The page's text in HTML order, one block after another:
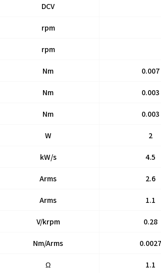
DCV
rpm
rpm
Nm 0.007
Nm 0.003
Nm 0.003
W 2
kW/s 4.5
Arms 2.6
Arms 1.1
V/krpm 0.28
Nm/Arms 0.0027
Ω 1.1